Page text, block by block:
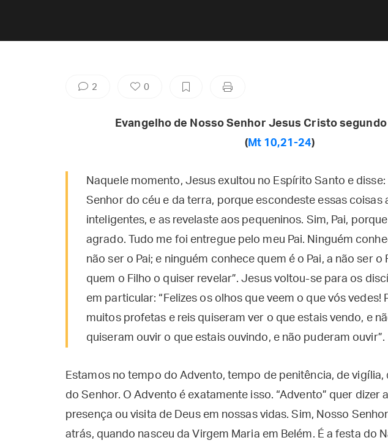
2 0
Evangelho de Nosso Senhor Jesus Cristo segundo
(Mt 10,21-24)
Naquele momento, Jesus exultou no Espírito Santo e disse:
Senhor do céu e da terra, porque escondeste essas coisas
inteligentes, e as revelaste aos pequeninos. Sim, Pai,
agrado. Tudo me foi entregue pelo meu Pai. Ninguém
não ser o Pai; e ninguém conhece quem é o Pai, a não ser o
quem o Filho o quiser revelar”. Jesus voltou-se para os
em particular: “Felizes os olhos que veem o que vós vedes!
muitos profetas e reis quiseram ver o que estais vendo, e
quiseram ouvir o que estais ouvindo, e não puderam ouvir”.
Estamos no tempo do Advento, tempo de penitência, de vigília,
do Senhor. O Advento é exatamente isso. “Advento” quer dizer
presença ou visita de Deus em nossas vidas. Sim, Nosso
atrás, quando nasceu da Virgem Maria em Belém. É a festa do